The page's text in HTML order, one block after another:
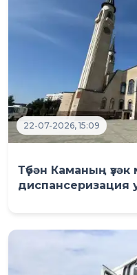
22-07-2026, 15:09
Түбән Каманың
диспансеризация